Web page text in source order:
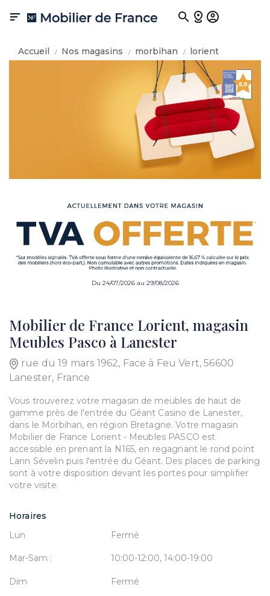

Accueil Nos magasins morbihan lorient
Du 24/07/2026 au 29/08/2026
Mobilier de France Lorient, magasin
Meubles Pasco à Lanester
rue du 19 mars 1962, Face à Feu Vert, 56600
Lanester, France
Vous trouverez votre magasin de meubles de haut de
gamme près de l'entrée du Géant Casino de Lanester,
dans le Morbihan, en région Bretagne. Votre magasin
Mobilier de France Lorient - Meubles PASCO est
accessible en prenant la N165, en regagnant le rond point
Lann Sévelin puis l'entrée du Géant. Des places de parking
sont à votre disposition devant les portes pour simplifier
votre visite.
Horaires
Lun
Fermé
Mar-Sam : 10:00-12:00, 14:00-19:00
Dim Fermé